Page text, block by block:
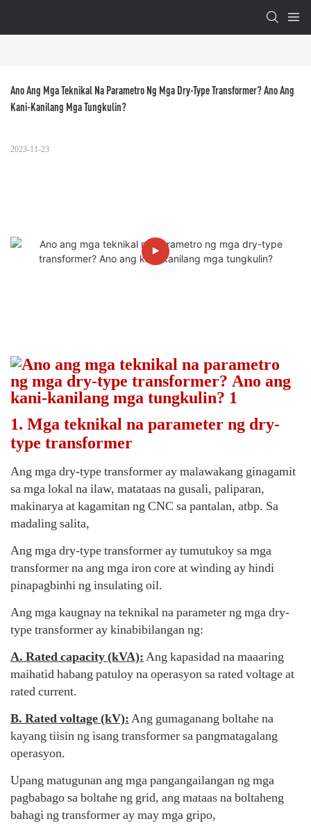
Ano Ang Mga Teknikal Na Parametro Ng Mga Dry-Type Transformer? Ano Ang
Kani-Kanilang Mga Tungkulin?
2023-11-23
1. Mga teknikal na parameter ng dry-
type transformer
Ang mga dry-type transformer ay malawakang ginagamit
sa mga lokal na ilaw, matataas na gusali, paliparan,
makinarya at kagamitan ng CNC sa pantalan, atbp. Sa
madaling salita,
Ang mga dry-type transformer ay tumutukoy sa mga
transformer na ang mga iron core at winding ay hindi
pinapagbinhi ng insulating oil.
Ang mga kaugnay na teknikal na parameter ng mga dry-
type transformer ay kinabibilangan ng:
A. Rated capacity (kVA):Ang kapasidad na maaaring
maihatid habang patuloy na operasyon sa rated voltage at
rated current.
B. Rated voltage (kV):Ang gumaganang boltahe na
kayang tiisin ng isang transformer sa pangmatagalang
operasyon.
Upang matugunan ang mga pangangailangan ng mga
pagbabago sa boltahe ng grid, ang mataas na boltaheng
bahagi ng transformer ay may mga gripo,